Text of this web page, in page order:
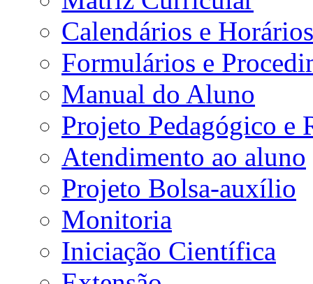
Calendários e Horários
Formulários e
Manual do Aluno
Projeto Pedagógico e
Atendimento ao aluno
Projeto Bolsa-auxílio
Monitoria
Iniciação Científica